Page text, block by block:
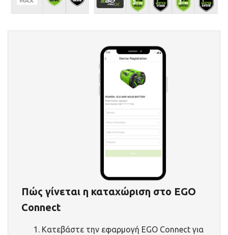
Πώς γίνεται η καταχώριση στο EGO
Connect
Κατεβάστε την εφαρμογή EGO Connect για